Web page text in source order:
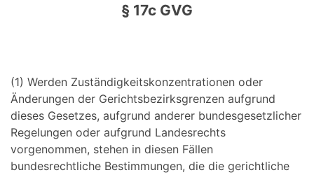
§ 17c GVG
(1) Werden Zuständigkeitskonzentrationen oder
Änderungen der Gerichtsbezirksgrenzen aufgrund
dieses Gesetzes, aufgrund anderer bundesgesetzlicher
Regelungen oder aufgrund Landesrechts
vorgenommen, stehen in diesen Fällen
bundesrechtliche Bestimmungen, die die gerichtliche